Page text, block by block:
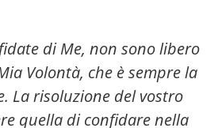
di Me, non sono libero
Volontà, che è sempre la
La risoluzione del vostro
quella di confidare nella